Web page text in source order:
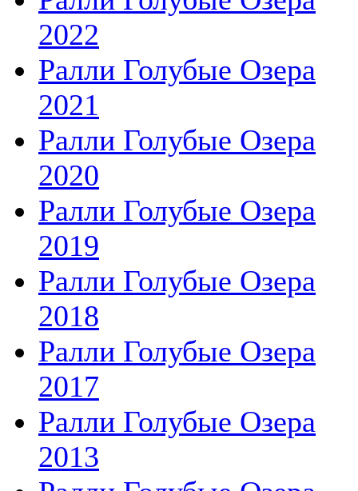
2022
Ралли Голубые Озера
2021
Ралли Голубые Озера
2020
Ралли Голубые Озера
2019
Ралли Голубые Озера
2018
Ралли Голубые Озера
2017
Ралли Голубые Озера
2013